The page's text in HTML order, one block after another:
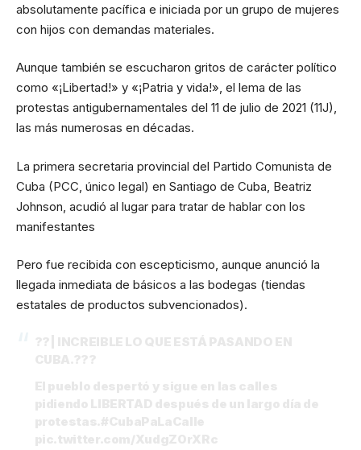
absolutamente pacífica e iniciada por un grupo de mujeres
con hijos con demandas materiales.
Aunque también se escucharon gritos de carácter político
como «¡Libertad!» y «¡Patria y vida!», el lema de las
protestas antigubernamentales del 11 de julio de 2021 (11J),
las más numerosas en décadas.
La primera secretaria provincial del Partido Comunista de
Cuba (PCC, único legal) en Santiago de Cuba, Beatriz
Johnson, acudió al lugar para tratar de hablar con los
manifestantes
Pero fue recibida con escepticismo, aunque anunció la
llegada inmediata de básicos a las bodegas (tiendas
estatales de productos subvencionados).